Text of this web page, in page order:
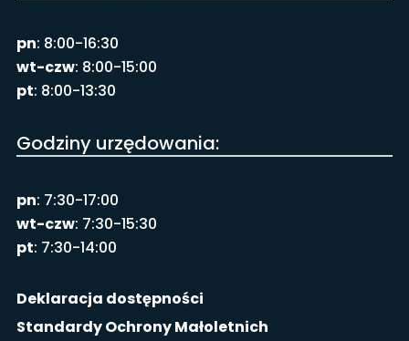
pn: 8:00-16:30
wt-czw: 8:00-15:00
pt: 8:00-13:30
Godziny urzędowania:
pn: 7:30-17:00
wt-czw: 7:30-15:30
pt: 7:30-14:00
Deklaracja dostępności
Standardy Ochrony Małoletnich